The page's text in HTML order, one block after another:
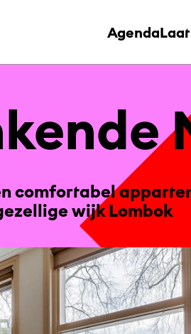
Agenda
comfortabel
wijk Lombok